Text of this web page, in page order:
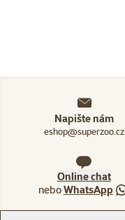
Napište nám
eshop@superzoo.cz
Online chat
neboWhatsApp